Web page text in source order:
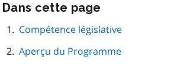
Dans cette page
navigation
page
Compétence législative
Aperçu du Programme